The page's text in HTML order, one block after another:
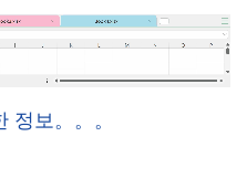
보。。。